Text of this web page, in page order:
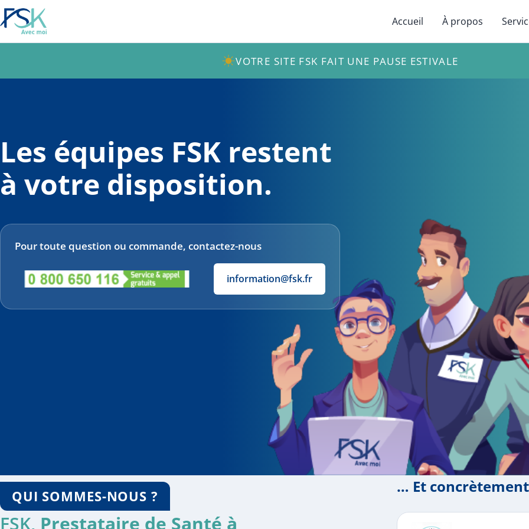
Accueil À propos
VOTRE SITE FSK FAIT UNE PAUSE ESTIVALE
Les équipes FSK restent
à votre disposition.
Pour toute question ou commande, contactez-nous
information@fsk.fr
QUI SOMMES-NOUS ?
FSK, Prestataire de Santé à
… Et